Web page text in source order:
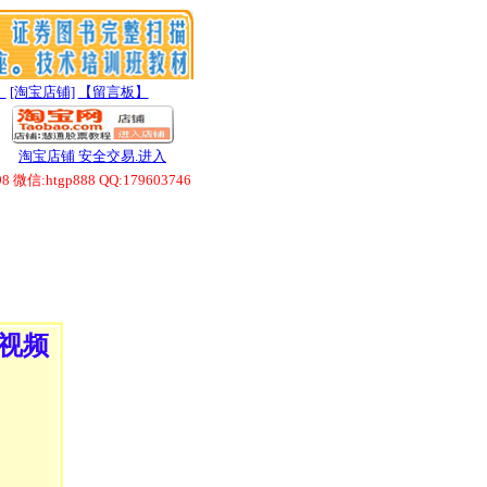
[淘宝店铺] 【留言板】
淘宝店铺 安全交易.进入
微信:htgp888 QQ:179603746
频